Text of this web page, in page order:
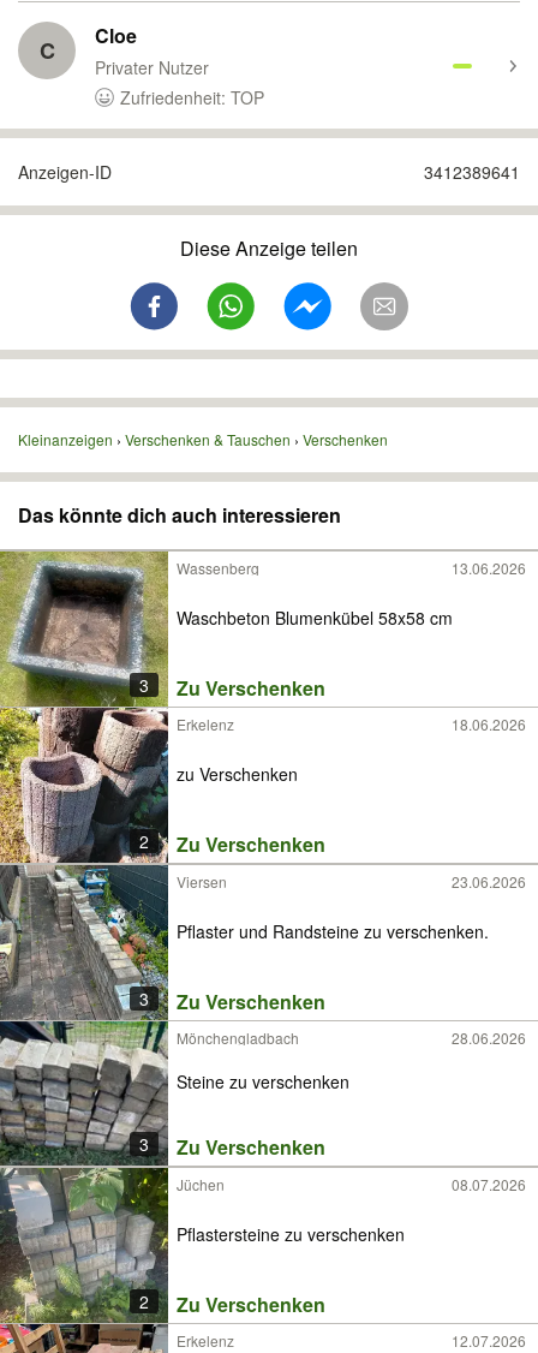
C Cloe
Privater Nutzer
Zufriedenheit: TOP
Anzeigen-ID 3412389641
Diese Anzeige teilen
Kleinanzeigen Verschenken & Tauschen Verschenken
Das könnte dich auch interessieren
3
Wassenberg 13.06.2026
Waschbeton Blumenkübel 58x58 cm
Zu Verschenken
2
Erkelenz 18.06.2026
zu Verschenken
Zu Verschenken
3
Viersen 23.06.2026
Pflaster und Randsteine zu verschenken.
Zu Verschenken
3
Mönchengladbach 28.06.2026
Steine zu verschenken
Zu Verschenken
2
Jüchen 08.07.2026
Pflastersteine zu verschenken
Zu Verschenken
Erkelenz 12.07.2026